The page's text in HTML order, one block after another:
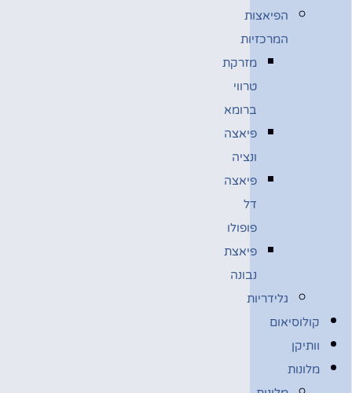
הפיאצות
המרכזיות
מזרקת
טרווי
ברומא
פיאצה
ונציה
פיאצה
דל
פופולו
פיאצת
נבונה
גלידריות
קולוסיאום
וותיקן
מלונות